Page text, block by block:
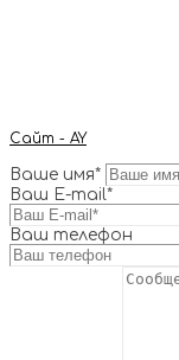
Сайт - AY
Ваше имя*
Ваш E-mail*
Ваш телефон